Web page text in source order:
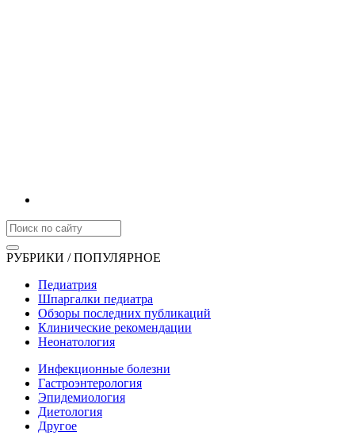
РУБРИКИ / ПОПУЛЯРНОЕ
Педиатрия
Шпаргалки педиатра
Обзоры последних публикаций
Клинические рекомендации
Неонатология
Инфекционные болезни
Гастроэнтерология
Эпидемиология
Диетология
Другое